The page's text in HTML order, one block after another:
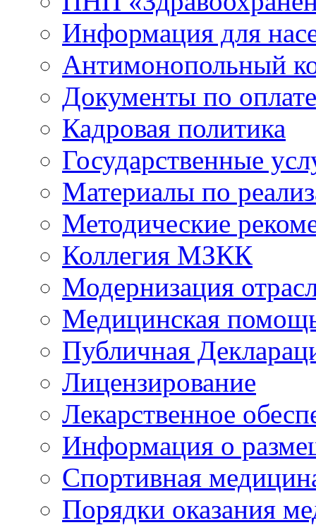
Информация для
Антимонопольный
Документы по
Кадровая политика
Государственные
Материалы по
Методические
Коллегия МЗКК
Модернизация
Медицинская
Публичная
Лицензирование
Лекарственное
Информация о
Спортивная
Порядки оказания